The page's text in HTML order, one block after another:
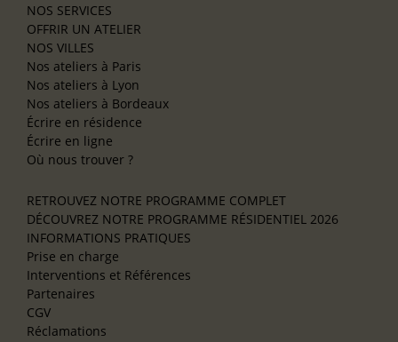
NOS SERVICES
OFFRIR UN ATELIER
NOS VILLES
Nos ateliers à Paris
Nos ateliers à Lyon
Nos ateliers à Bordeaux
Écrire en résidence
Écrire en ligne
Où nous trouver ?
RETROUVEZ NOTRE PROGRAMME COMPLET
DÉCOUVREZ NOTRE PROGRAMME RÉSIDENTIEL 2026
INFORMATIONS PRATIQUES
Prise en charge
Interventions et Références
Partenaires
CGV
Réclamations